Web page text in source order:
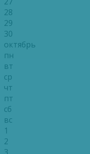
28
29
30
октябрь
пн
вт
ср
чт
пт
сб
вс
1
2